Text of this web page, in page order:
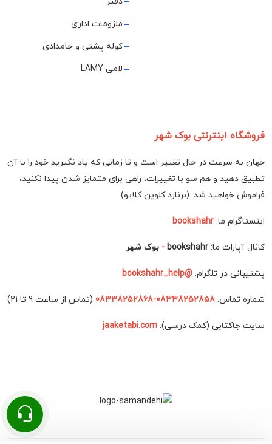
ملزومات اداری
کوله پشتی و جامدادی
لامی LAMY
فروشگاه اینترنتی بوک شهر
جهان به سرعت در حال تغییر است و تا زمانی که یاد نگیرید خود را با آن
تطبیق دهید و هم سو با تغییرات، راهی برای متمایز شدن پیدا نکنید،
فراموش خواهید شد. (برنارد کلوین کلایو)
اینستاگرام ما: bookshahr
کانال آپارات ما: bookshahr
- بوک شهر
پشتیبانی در تلگرام: @bookshahr_help
شماره تماس: 08338252858-08338252868 (تماس از ساعت 9 تا 21)
سایت جاکتابی (کمک درسی): jaaketabi.com